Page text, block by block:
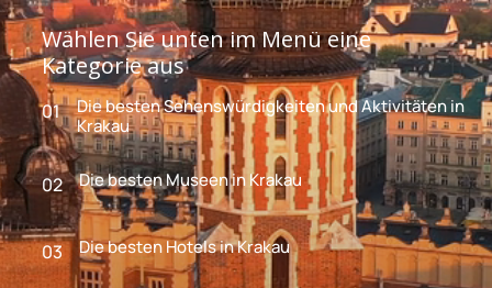
Wählen Sie unten im Menü eine
Kategorie aus
01
Die besten Sehenswürdigkeiten und Aktivitäten in
Krakau
02 Die besten Museen in Krakau
03 Die besten Hotels in Krakau